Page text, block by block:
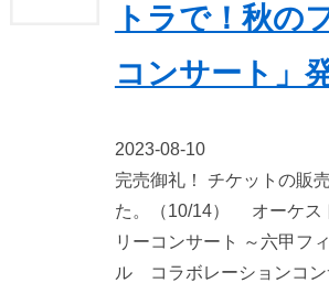
トラで！秋の
コンサート」
2023-08-10
完売御礼！ チケットの販
た。（10/14） オーケス
リーコンサート ～六甲フ
ル コラボレーションコ